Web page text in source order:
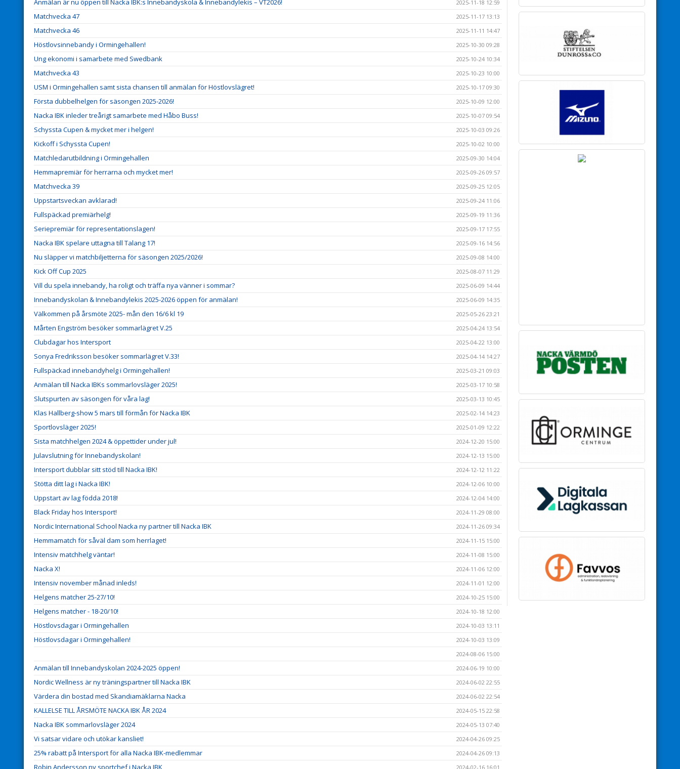
Anmälan är nu öppen till Nacka IBK:s Innebandyskola & Innebandylekis – VT2026! 2025-11-18 12:59
Matchvecka 47 2025-11-17 13:13
Matchvecka 46 2025-11-11 14:47
Höstlovsinnebandy i Ormingehallen! 2025-10-30 09:28
Ung ekonomi i samarbete med Swedbank 2025-10-24 10:34
Matchvecka 43 2025-10-23 10:00
USM i Ormingehallen samt sista chansen till anmälan för Höstlovslägret! 2025-10-17 09:30
Första dubbelhelgen för säsongen 2025-2026! 2025-10-09 12:00
Nacka IBK inleder treårigt samarbete med Håbo Buss! 2025-10-07 09:54
Schyssta Cupen & mycket mer i helgen! 2025-10-03 09:26
Kickoff i Schyssta Cupen! 2025-10-02 10:00
Matchledarutbildning i Ormingehallen 2025-09-30 14:04
Hemmapremiär för herrarna och mycket mer! 2025-09-26 09:57
Matchvecka 39 2025-09-25 12:05
Uppstartsveckan avklarad! 2025-09-24 11:06
Fullspäckad premiärhelg! 2025-09-19 11:36
Seriepremiär för representationslagen! 2025-09-17 17:55
Nacka IBK spelare uttagna till Talang 17! 2025-09-16 14:56
Nu släpper vi matchbiljetterna för säsongen 2025/2026! 2025-09-08 14:00
Kick Off Cup 2025 2025-08-07 11:29
Vill du spela innebandy, ha roligt och träffa nya vänner i sommar? 2025-06-09 14:44
Innebandyskolan & Innebandylekis 2025-2026 öppen för anmälan! 2025-06-09 14:35
Välkommen på årsmöte 2025- mån den 16/6 kl 19 2025-05-26 23:21
Mårten Engström besöker sommarlägret V.25 2025-04-24 13:54
Clubdagar hos Intersport 2025-04-22 13:00
Sonya Fredriksson besöker sommarlägret V.33! 2025-04-14 14:27
Fullspäckad innebandyhelg i Ormingehallen! 2025-03-21 09:03
Anmälan till Nacka IBKs sommarlovsläger 2025! 2025-03-17 10:58
Slutspurten av säsongen för våra lag! 2025-03-13 10:45
Klas Hallberg-show 5 mars till förmån för Nacka IBK 2025-02-14 14:23
Sportlovsläger 2025! 2025-01-09 12:22
Sista matchhelgen 2024 & öppettider under jul! 2024-12-20 15:00
Julavslutning för Innebandyskolan! 2024-12-13 15:00
Intersport dubblar sitt stöd till Nacka IBK! 2024-12-12 11:22
Stötta ditt lag i Nacka IBK! 2024-12-06 10:00
Uppstart av lag födda 2018! 2024-12-04 14:00
Black Friday hos Intersport! 2024-11-29 08:00
Nordic International School Nacka ny partner till Nacka IBK 2024-11-26 09:34
Hemmamatch för såväl dam som herrlaget! 2024-11-15 15:00
Intensiv matchhelg väntar! 2024-11-08 15:00
Nacka X! 2024-11-06 12:00
Intensiv november månad inleds! 2024-11-01 12:00
Helgens matcher 25-27/10! 2024-10-25 15:00
Helgens matcher - 18-20/10! 2024-10-18 12:00
Höstlovsdagar i Ormingehallen 2024-10-03 13:11
Höstlovsdagar i Ormingehallen!
2024-10-03 13:09
2024-08-06 15:00
Anmälan till Innebandyskolan 2024-2025 öppen! 2024-06-19 10:00
Nordic Wellness är ny träningspartner till Nacka IBK 2024-06-02 22:55
Värdera din bostad med Skandiamäklarna Nacka 2024-06-02 22:54
KALLELSE TILL ÅRSMÖTE NACKA IBK ÅR 2024 2024-05-15 22:58
Nacka IBK sommarlovsläger 2024 2024-05-13 07:40
Vi satsar vidare och utökar kansliet! 2024-04-26 09:25
25% rabatt på Intersport för alla Nacka IBK-medlemmar 2024-04-26 09:13
Robin Andersson ny sportchef i Nacka IBK 2024-02-16 16:01